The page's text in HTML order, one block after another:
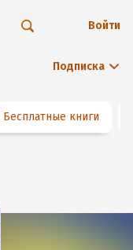
Подписка
Войти
Бесплатные книги